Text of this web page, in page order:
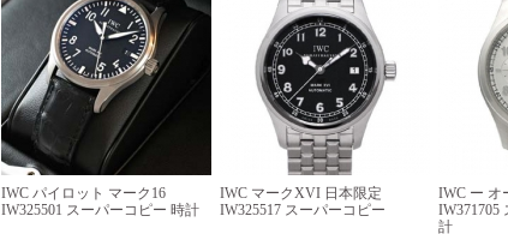
IWC パイロット マーク16
IW325501 スーパーコピー 時計
IWC マークXVI 日本限定
IW325517 スーパーコピー
IWC ー オ
IW371705
計